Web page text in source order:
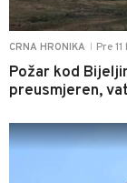
CRNA HRONIKA Pre 11
Požar kod
preusmjeren,